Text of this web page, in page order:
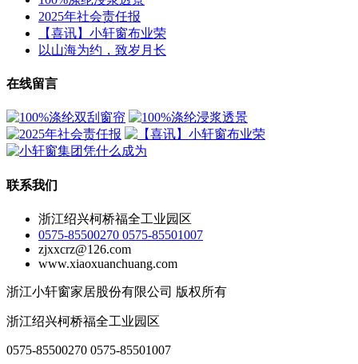
2025年社会责任报
【喜讯】小轩窗布业荣
以山海为约，致岁月长
在线留言
联系我们
浙江绍兴柯桥福全工业园区
0575-85500270 0575-85501007
zjxxcrz@126.com
www.xiaoxuanchuang.com
浙江小轩窗家居股份有限公司 版权所有
浙江绍兴柯桥福全工业园区
0575-85500270 0575-85501007